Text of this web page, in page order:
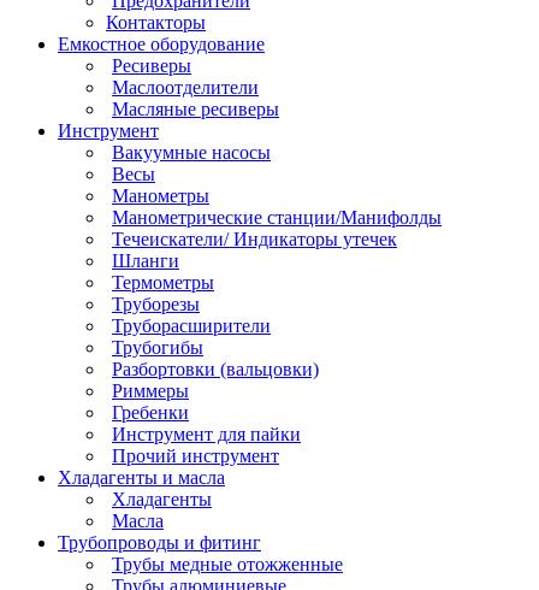
Контакторы
Емкостное оборудование
Ресиверы
Маслоотделители
Масляные ресиверы
Инструмент
Вакуумные насосы
Весы
Манометры
Манометрические станции/Манифолды
Течеискатели/ Индикаторы утечек
Шланги
Термометры
Труборезы
Труборасширители
Трубогибы
Разбортовки (вальцовки)
Риммеры
Гребенки
Инструмент для пайки
Прочий инструмент
Хладагенты и масла
Хладагенты
Масла
Трубопроводы и фитинг
Трубы медные отожженные